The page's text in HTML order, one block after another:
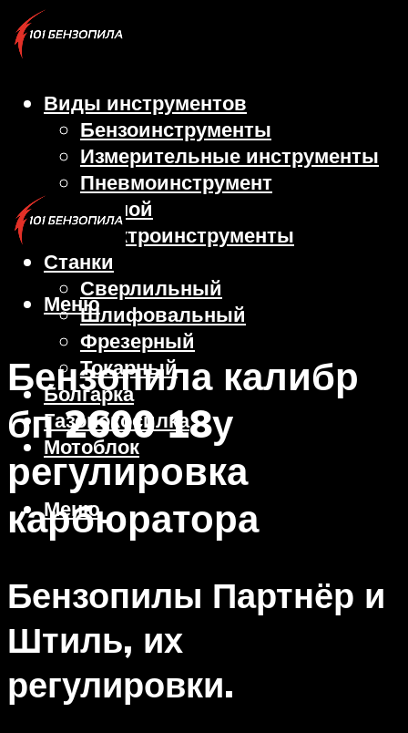
Виды инструментов
Бензоинструменты
Измерительные инструменты
Пневмоинструмент
Ручной
Электроинструменты
Станки
Сверлильный
Шлифовальный
Фрезерный
Токарный
Болгарка
Газонокосилка
Мотоблок
Меню
Меню
Бензопила калибр
бп 2600 18у
регулировка
карбюратора
Бензопилы Партнёр и
Штиль, их
регулировки.